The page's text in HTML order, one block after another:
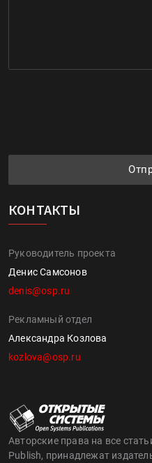
КОНТАКТЫ
Руководитель проекта
Денис Самсонов
denis@osp.ru
Рекламный отдел
Александра Козлова
kozlova@osp.ru
Авторские права на все
Publish, принадлежат